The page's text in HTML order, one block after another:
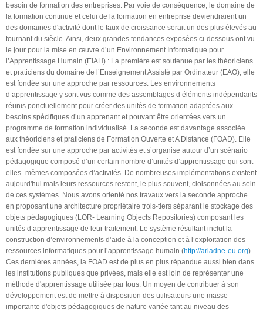
besoin de formation des entreprises. Par voie de conséquence, le domaine de
la formation continue et celui de la formation en entreprise deviendraient un
des domaines d'activité dont le taux de croissance serait un des plus élevés au
tournant du siècle. Ainsi, deux grandes tendances exposées ci-dessous ont vu
le jour pour la mise en œuvre d’un Environnement Informatique pour
l’Apprentissage Humain (EIAH) : La première est soutenue par les théoriciens
et praticiens du domaine de l’Enseignement Assisté par Ordinateur (EAO), elle
est fondée sur une approche par ressources. Les environnements
d’apprentissage y sont vus comme des assemblages d’éléments indépendants
réunis ponctuellement pour créer des unités de formation adaptées aux
besoins spécifiques d’un apprenant et pouvant être orientées vers un
programme de formation individualisé. La seconde est davantage associée
aux théoriciens et praticiens de Formation Ouverte et A Distance (FOAD). Elle
est fondée sur une approche par activités et s’organise autour d’un scénario
pédagogique composé d’un certain nombre d’unités d’apprentissage qui sont
elles- mêmes composées d’activités. De nombreuses implémentations existent
aujourd'hui mais leurs ressources restent, le plus souvent, cloisonnées au sein
de ces systèmes. Nous avons orienté nos travaux vers la seconde approche
en proposant une architecture propriétaire trois-tiers séparant le stockage des
objets pédagogiques (LOR- Learning Objects Repositories) composant les
unités d’apprentissage de leur traitement. Le système résultant inclut la
construction d’environnements d’aide à la conception et à l’exploitation des
ressources informatiques pour l’apprentissage humain (http://ariadne-eu.org).
Ces dernières années, la FOAD est de plus en plus répandue aussi bien dans
les institutions publiques que privées, mais elle est loin de représenter une
méthode d'apprentissage utilisée par tous. Un moyen de contribuer à son
développement est de mettre à disposition des utilisateurs une masse
importante d'objets pédagogiques de nature variée tant au niveau des